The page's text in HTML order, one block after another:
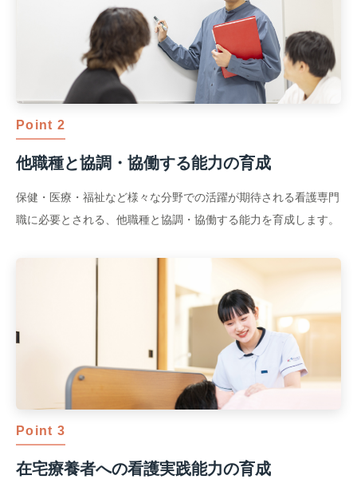
Point 2
他職種と協調・協働する能力の育成
保健・医療・福祉など様々な分野での活躍が期待される看護専門
職に必要とされる、他職種と協調・協働する能力を育成します。
Point 3
在宅療養者への看護実践能力の育成